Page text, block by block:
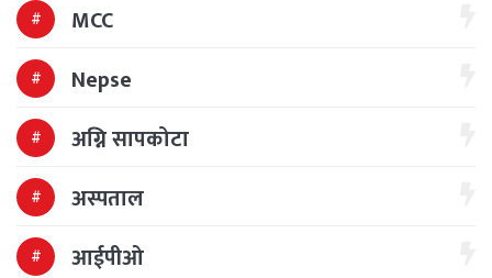
MCC
Nepse
अग्नि सापकोटा
अस्पताल
आईपीओ